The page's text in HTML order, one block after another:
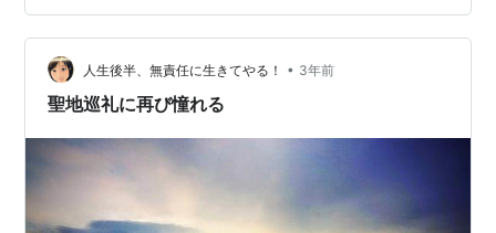
要だったとのちにヒューイが語っている。 そこでロバ…
人生後半、無責任に生きてやる！ • 3年前
聖地巡礼に再び憧れる